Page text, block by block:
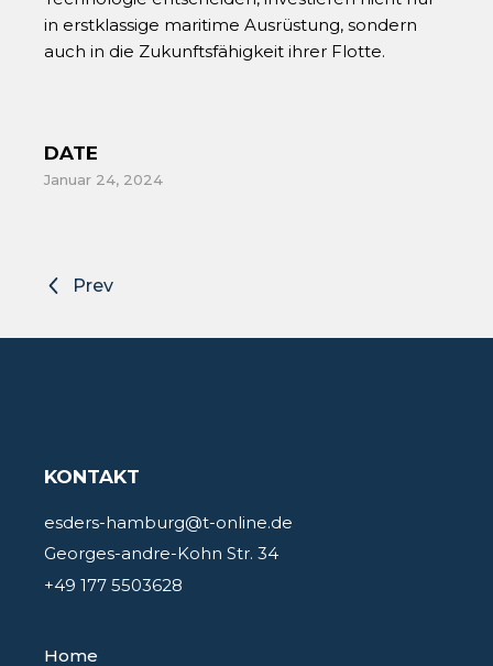
in erstklassige maritime Ausrüstung, sondern
auch in die Zukunftsfähigkeit ihrer Flotte.
DATE
Januar 24, 2024
Prev
KONTAKT
esders-hamburg@t-online.de
Georges-andre-Kohn Str. 34
+49 177 5503628
Home